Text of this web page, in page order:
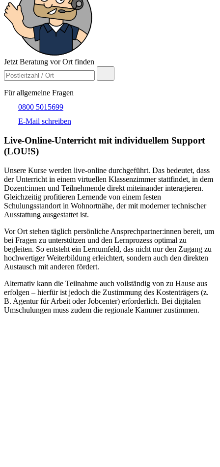
Jetzt Beratung vor Ort finden
Für allgemeine Fragen
0800 5015699
E-Mail schreiben
Live-​Online-Unterricht mit individuellem Support
(LOU!S)
Unsere Kurse werden live-online durchgeführt. Das bedeutet, dass
der Unterricht in einem virtuellen Klassenzimmer stattfindet, in dem
Dozent:innen und Teilnehmende direkt miteinander interagieren.
Gleichzeitig profitieren Lernende von einem festen
Schulungsstandort in Wohnortnähe, der mit moderner technischer
Ausstattung ausgestattet ist.
Vor Ort stehen täglich persönliche Ansprechpartner:innen bereit, um
bei Fragen zu unterstützen und den Lernprozess optimal zu
begleiten. So entsteht ein Lernumfeld, das nicht nur den Zugang zu
hochwertiger Weiterbildung erleichtert, sondern auch den direkten
Austausch mit anderen fördert.
Alternativ kann die Teilnahme auch vollständig von zu Hause aus
erfolgen – hierfür ist jedoch die Zustimmung des Kostenträgers (z.
B. Agentur für Arbeit oder Jobcenter) erforderlich. Bei digitalen
Umschulungen muss zudem die regionale Kammer zustimmen.